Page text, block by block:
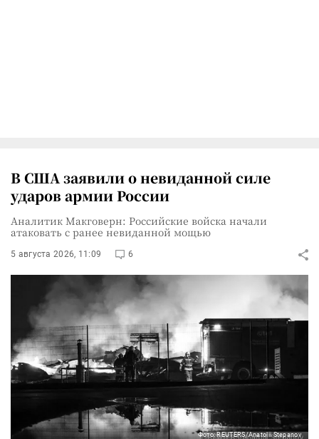
В США заявили о невиданной силе
ударов армии России
Аналитик Макговерн: Российские войска начали
атаковать с ранее невиданной мощью
5 августа 2026, 11:09 6
Фото: REUTERS/Anatolii Stepanov